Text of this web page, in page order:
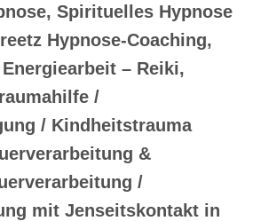
Spirituelles Hypnose
Hypnose-Coaching,
– Reiki,
/
/ Kindheitstrauma
&
/
mit Jenseitskontakt in